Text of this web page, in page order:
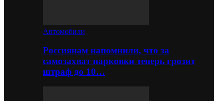
Автомобили
Россиянам напомнили, что за
самозахват парковки теперь грозит
штраф до 10…